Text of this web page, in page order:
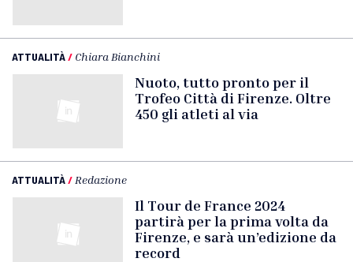
ATTUALITÀ/ Chiara Bianchini
Nuoto, tutto pronto per il
Trofeo Città di Firenze. Oltre
450 gli atleti al via
ATTUALITÀ/ Redazione
Il Tour de France 2024
partirà per la prima volta da
Firenze, e sarà un’edizione da
record